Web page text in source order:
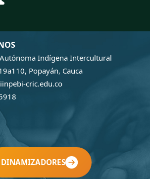
Indígena Intercultural
Popayán, Cauca
cric.edu.co
DINAMIZADORES